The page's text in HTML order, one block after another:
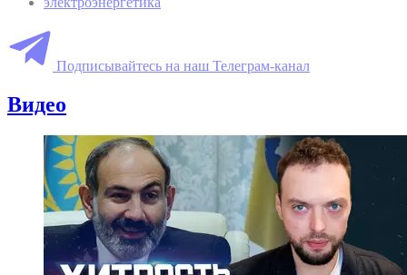
Подписывайтесь на наш Телеграм-канал
Видео